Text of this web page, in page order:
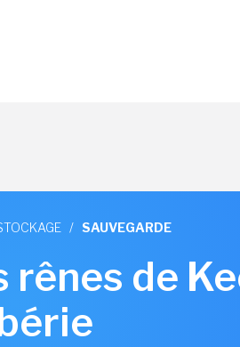
/ SAUVEGARDE
rênes de